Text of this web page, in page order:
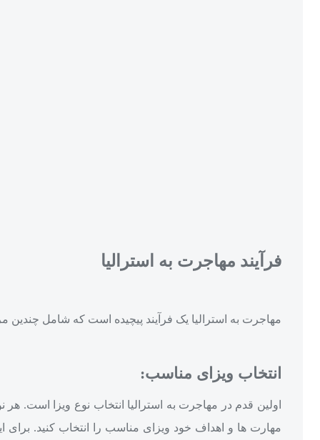
فرآیند مهاجرت به استرالیا
مهاجرت به استرالیا یک فرآیند پیچیده است که شامل
انتخاب ویزای مناسب:
اولین قدم در مهاجرت به استرالیا انتخاب نوع ویزا
مهارت‌ ها و اهداف خود ویزای مناسب را انتخاب کنید. برای